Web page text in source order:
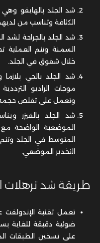
شد الجلد بالهايفو وهي
الكثافة وتناسب من
شد الجلد بالجراحة لشد
السمنة وتتم العملية
خلال شقوق في الجلد.
شد الجلد بالجي
موجات الراديو
وتعمل على تقلص حجمه
شد الجلد بالفيزر
الموضعية الواضحة
المتوسط في الجلد
التخدير الموضعي.
طريقة شد
تعمل تقنية
ضوئية دقيقة للغاية
على تسخين الطبقات